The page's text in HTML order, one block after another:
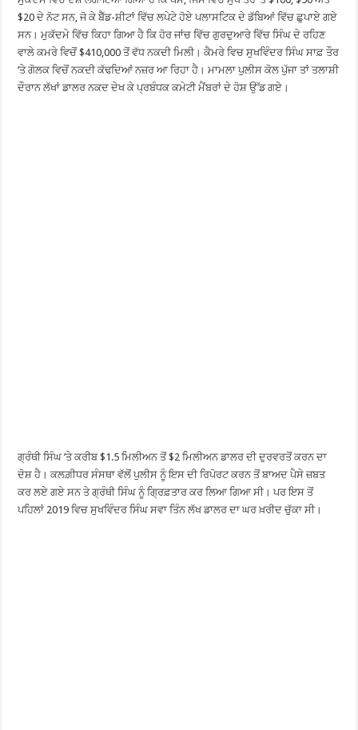
$20 ਦੇ ਨੋਟ ਸਨ, ਜੋ ਕੇ ਬੈੱਡ-ਸ਼ੀਟਾਂ ਵਿੱਚ ਲਪੇਟੇ ਹੋਏ ਪਲਾਸਟਿਕ ਦੇ ਡੱਬਿਆਂ ਵਿੱਚ ਛੁਪਾਏ ਗਏ
ਸਨ। ਮੁਕੱਦਮੇ ਵਿੱਚ ਕਿਹਾ ਗਿਆ ਹੈ ਕਿ ਹੋਰ ਜਾਂਚ ਵਿੱਚ ਗੁਰਦੁਆਰੇ ਵਿੱਚ ਸਿੰਘ ਦੇ ਰਹਿਣ
ਵਾਲੇ ਕਮਰੇ ਵਿਚੋਂ $410,000 ਤੋਂ ਵੱਧ ਨਕਦੀ ਮਿਲੀ। ਕੈਮਰੇ ਵਿਚ ਸੁਖਵਿੰਦਰ ਸਿੰਘ ਸਾਫ਼ ਤੌਰ
’ਤੇ ਗੋਲਕ ਵਿਚੋਂ ਨਕਦੀ ਕੱਢਦਿਆਂ ਨਜ਼ਰ ਆ ਰਿਹਾ ਹੈ। ਮਾਮਲਾ ਪੁਲੀਸ ਕੋਲ ਪੁੱਜਾ ਤਾਂ ਤਲਾਸ਼ੀ
ਦੌਰਾਨ ਲੱਖਾਂ ਡਾਲਰ ਨਕਦ ਦੇਖ ਕੇ ਪ੍ਰਬੰਧਕ ਕਮੇਟੀ ਮੈਂਬਰਾਂ ਦੇ ਹੋਸ਼ ਉੱਡ ਗਏ।
ਗ੍ਰੰਥੀ ਸਿੰਘ ’ਤੇ ਕਰੀਬ $1.5 ਮਿਲੀਅਨ ਤੋਂ $2 ਮਿਲੀਅਨ ਡਾਲਰ ਦੀ ਦੁਰਵਰਤੋਂ ਕਰਨ ਦਾ
ਦੋਸ਼ ਹੈ। ਕਲਗ਼ੀਧਰ ਸੰਸਥਾ ਵੱਲੋਂ ਪੁਲੀਸ ਨੂੰ ਇਸ ਦੀ ਰਿਪੋਰਟ ਕਰਨ ਤੋਂ ਬਾਅਦ ਪੈਸੇ ਜ਼ਬਤ
ਕਰ ਲਏ ਗਏ ਸਨ ਤੇ ਗ੍ਰੰਥੀ ਸਿੰਘ ਨੂੰ ਗ੍ਰਿਫ਼ਤਾਰ ਕਰ ਲਿਆ ਗਿਆ ਸੀ। ਪਰ ਇਸ ਤੋਂ
ਪਹਿਲਾਂ 2019 ਵਿਚ ਸੁਖਵਿੰਦਰ ਸਿੰਘ ਸਵਾ ਤਿੰਨ ਲੱਖ ਡਾਲਰ ਦਾ ਘਰ ਖ਼ਰੀਦ ਚੁੱਕਾ ਸੀ।